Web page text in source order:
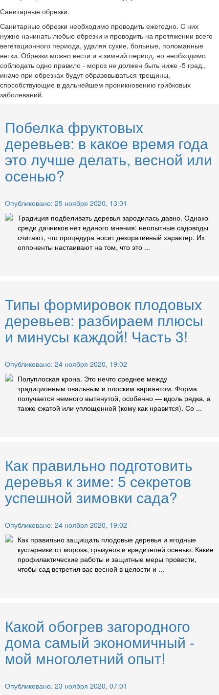
Санитарные обрезки.
Санитарные обрезки необходимо проводить ежегодно. С них
нужно начинать любые обрезки и проводить на протяжении всего
вегетационного периода, удаляя сухие, больные, поломанные
ветки. Обрезки можно вести и в зимний период, но необходимо
соблюдать одно правило - мороз не должен быть ниже -5 град.,
иначе при обрезках будут образовываться трещины,
способствующие в дальнейшем проникновению грибковых
заболеваний.
Побелка фруктовых
деревьев: в какое время года
это лучше делать, весной или
осенью?
Опубликовано: 25 ноября 2020, 13:01
Традиция подбеливать деревья зародилась давно. Однако
среди дачников нет единого мнения: неопытные садоводы
считают, что процедура носит декоративный характер. Их
оппоненты настаивают на том, что это ...
Типы формировок плодовых
деревьев: разбираем плюсы
и минусы каждой! Часть 3!
Опубликовано: 24 ноября 2020, 19:02
Полуплоская крона. Это нечто среднее между
традиционным овальным и плоским вариантом. Форма
получается немного вытянутой, особенно — вдоль рядка, а
также сжатой или уплощенной (кому как нравится). Со ...
Как правильно подготовить
деревья к зиме: 5 секретов
успешной зимовки сада?
Опубликовано: 24 ноября 2020, 19:02
Как правильно защищать плодовые деревья и ягодные
кустарники от мороза, грызунов и вредителей осенью. Какие
профилактические работы и защитные меры провести,
чтобы сад встретил вас весной в целости и ...
Какой обогрев загородного
дома самый экономичный -
мой многолетний опыт!
Опубликовано: 23 ноября 2020, 07:01